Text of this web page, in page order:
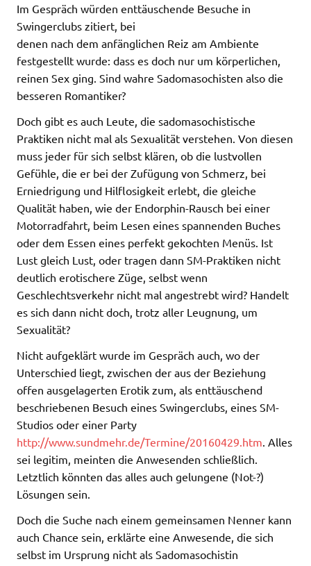
Im Gespräch würden enttäuschende Besuche in
Swingerclubs zitiert, bei
denen nach dem anfänglichen Reiz am Ambiente
festgestellt wurde: dass es doch nur um körperlichen,
reinen Sex ging. Sind wahre Sadomasochisten also die
besseren Romantiker?
Doch gibt es auch Leute, die sadomasochistische
Praktiken nicht mal als Sexualität verstehen. Von diesen
muss jeder für sich selbst klären, ob die lustvollen
Gefühle, die er bei der Zufügung von Schmerz, bei
Erniedrigung und Hilflosigkeit erlebt, die gleiche
Qualität haben, wie der Endorphin-Rausch bei einer
Motorradfahrt, beim Lesen eines spannenden Buches
oder dem Essen eines perfekt gekochten Menüs. Ist
Lust gleich Lust, oder tragen dann SM-Praktiken nicht
deutlich erotischere Züge, selbst wenn
Geschlechtsverkehr nicht mal angestrebt wird? Handelt
es sich dann nicht doch, trotz aller Leugnung, um
Sexualität?
Nicht aufgeklärt wurde im Gespräch auch, wo der
Unterschied liegt, zwischen der aus der Beziehung
offen ausgelagerten Erotik zum, als enttäuschend
beschriebenen Besuch eines Swingerclubs, eines SM-
Studios oder einer Party
http://www.sundmehr.de/Termine/20160429.htm . Alles
sei legitim, meinten die Anwesenden schließlich.
Letztlich könnten das alles auch gelungene (Not-?)
Lösungen sein.
Doch die Suche nach einem gemeinsamen Nenner kann
auch Chance sein, erklärte eine Anwesende, die sich
selbst im Ursprung nicht als Sadomasochistin